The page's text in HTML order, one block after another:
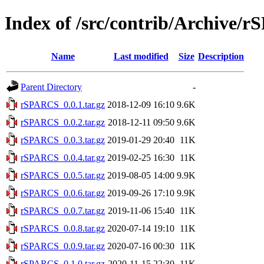
Index of /src/contrib/Archive/
Name Last modified Size Description
Parent Directory
-
rSPARCS_0.0.1.tar.gz 2018-12-09 16:10 9.6K
rSPARCS_0.0.2.tar.gz 2018-12-11 09:50 9.6K
rSPARCS_0.0.3.tar.gz 2019-01-29 20:40 11K
rSPARCS_0.0.4.tar.gz 2019-02-25 16:30 11K
rSPARCS_0.0.5.tar.gz 2019-08-05 14:00 9.9K
rSPARCS_0.0.6.tar.gz 2019-09-26 17:10 9.9K
rSPARCS_0.0.7.tar.gz 2019-11-06 15:40 11K
rSPARCS_0.0.8.tar.gz 2020-07-14 19:10 11K
rSPARCS_0.0.9.tar.gz 2020-07-16 00:30 11K